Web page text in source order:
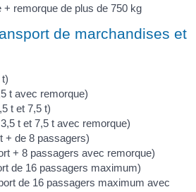
+ remorque de plus de 750 kg
de marchandises et
t avec remorque)
t et 7,5 t)
t et 7,5 t avec remorque)
+ de 8 passagers)
+ 8 passagers avec remorque)
de 16 passagers maximum)
de 16 passagers maximum avec